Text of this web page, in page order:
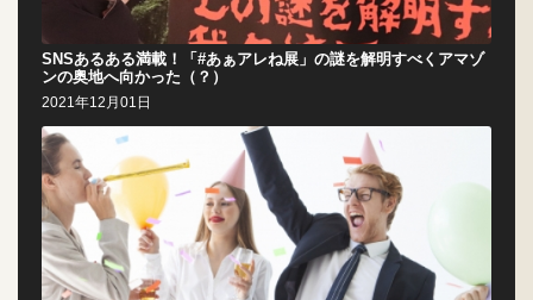
SNSあるある満載！「#あぁアレね展」の謎を解明すべくアマゾ
ンの奥地へ向かった（？）
2021年12月01日